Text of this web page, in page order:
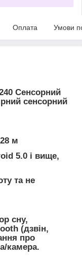
Оплата Умови
Сенсорний
сенсорний
м
5.0 і вище,
та не
сну,
(дзвін,
про
камера.